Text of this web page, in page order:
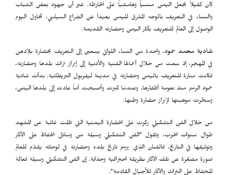
كان كفيلاً بجعل اليمن منسياً وهامشياً على الخارطة. غير أن جهود بعض الشباب
والنساء في التعريف بالوجه المشرق لليمن بعيداً عن الصراع السياسي، تحاول اليوم
الوصول إلى العالم للتعريف بآثار اليمن وحضارته القديمة.
شادية محمد حمود، واحدة من النساء اللواتي يسعين إلى التعريف بحضارة بلادهن
في المهجر، إذ سعت من خلال أعمالها الفنية والأدبية إلى إبراز تراث بلدها وحضارته،
فكانت منارة للتعريف باليمن وحضارته في مدينة ليفربول البريطانية. بدأت شادية
حمود الرسم منذ نعومة أظفارها، وعندما كبرت وأصبحت أماً عادت إلى بلدها اليمن،
وسخّرت موهبتها لإبراز حضارة وطنها.
من خلال الفن التشكيلي ركزت على الحضارة اليمنية التي ظلت غائبة عن المشهد
طوال سنوات الحرب، وتقول "الفن التشكيلي وسيلة من وسائل الحفاظ على الآثار
وتوثيقها في التاريخ، فالفنان الذي يرسم تاريخ بلده وحضارته في لوحاته يقدّم للعالم
صورة مصغّرة عن تلك الآثار بطريقة احترافية وجذابة. إن الفن التشكيلي وسيلة فعالة
للحفاظ على التراث والآثار للأجيال القادمة".